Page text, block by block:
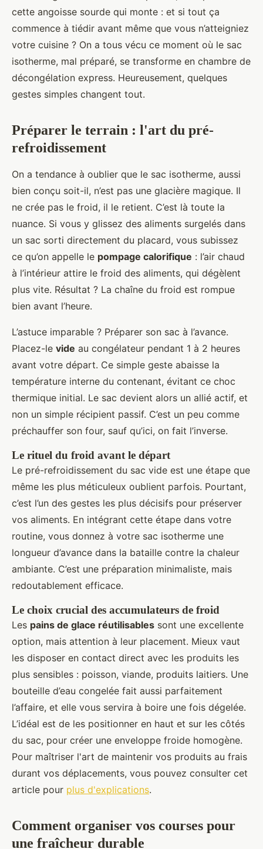
isotherme
Anicette•16/06/2026 14:25• 8 min de lecture
cette angoisse sourde qui monte : et si tout ça
commence à tiédir avant même que vous n’atteigniez
votre cuisine ? On a tous vécu ce moment où le sac
isotherme, mal préparé, se transforme en chambre de
décongélation express. Heureusement, quelques
gestes simples changent tout.
Préparer le terrain : l'art du pré-
refroidissement
On a tendance à oublier que le sac isotherme, aussi
bien conçu soit-il, n’est pas une glacière magique. Il
ne crée pas le froid, il le retient. C’est là toute la
nuance. Si vous y glissez des aliments surgelés dans
un sac sorti directement du placard, vous subissez
ce qu’on appelle le pompage calorifique : l’air chaud
à l’intérieur attire le froid des aliments, qui dégèlent
plus vite. Résultat ? La chaîne du froid est rompue
bien avant l’heure.
L’astuce imparable ? Préparer son sac à l’avance.
Placez-le vide au congélateur pendant 1 à 2 heures
avant votre départ. Ce simple geste abaisse la
température interne du contenant, évitant ce choc
thermique initial. Le sac devient alors un allié actif, et
non un simple récipient passif. C’est un peu comme
préchauffer son four, sauf qu’ici, on fait l’inverse.
Le rituel du froid avant le départ
Le pré-refroidissement du sac vide est une étape que
même les plus méticuleux oublient parfois. Pourtant,
c’est l’un des gestes les plus décisifs pour préserver
vos aliments. En intégrant cette étape dans votre
routine, vous donnez à votre sac isotherme une
longueur d’avance dans la bataille contre la chaleur
ambiante. C’est une préparation minimaliste, mais
redoutablement efficace.
Le choix crucial des accumulateurs de froid
Les pains de glace réutilisables sont une excellente
option, mais attention à leur placement. Mieux vaut
les disposer en contact direct avec les produits les
plus sensibles : poisson, viande, produits laitiers. Une
bouteille d’eau congelée fait aussi parfaitement
l’affaire, et elle vous servira à boire une fois dégelée.
L’idéal est de les positionner en haut et sur les côtés
du sac, pour créer une enveloppe froide homogène.
Pour maîtriser l'art de maintenir vos produits au frais
durant vos déplacements, vous pouvez consulter cet
article pour plus d'explications.
Comment organiser vos courses pour
une fraîcheur durable